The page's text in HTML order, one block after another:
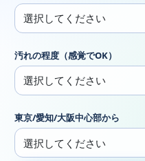
汚れの程度（感覚でOK）
東京/愛知/大阪中心部から